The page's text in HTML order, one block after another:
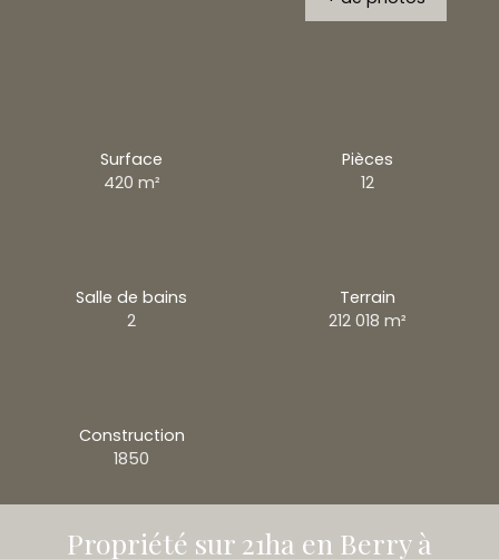
Surface
420 m²
Pièces
12
Salle de bains
2
Terrain
212 018 m²
Construction
1850
Propriété sur 21ha en Berry à